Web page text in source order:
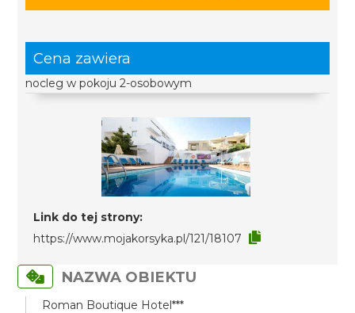
Cena zawiera
nocleg w pokoju 2-osobowym
Link do tej strony:
https://www.mojakorsyka.pl/121/18107
NAZWA OBIEKTU
Roman Boutique Hotel***